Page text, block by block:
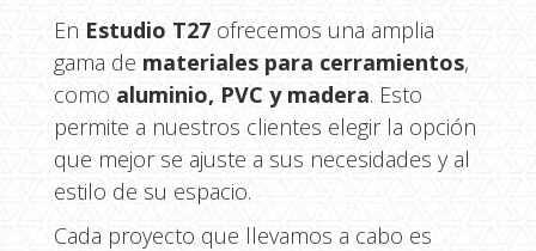
En Estudio T27ofrecemos una amplia
gama de materiales para cerramientos,
como aluminio, PVC y madera. Esto
permite a nuestros clientes elegir la opción
que mejor se ajuste a sus necesidades y al
estilo de su espacio.
Cada proyecto que llevamos a cabo es